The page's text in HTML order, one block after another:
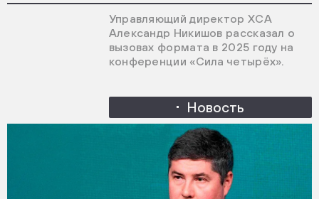
Управляющий директор ХСА
Александр Никишов рассказал о
вызовах формата в 2025 году на
конференции «Сила четырёх».
Новость